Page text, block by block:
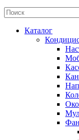
Каталог